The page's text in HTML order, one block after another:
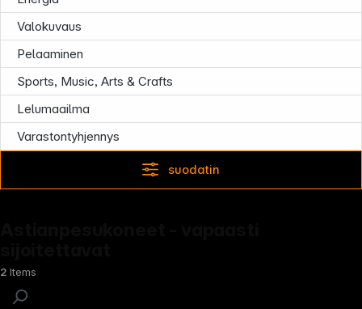
Valokuvaus
Pelaaminen
Sports, Music, Arts & Crafts
Lelumaailma
Varastontyhjennys
suodatin
2 Items